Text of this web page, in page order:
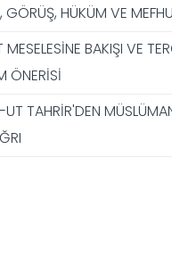
GÖRÜŞ, HÜKÜM VE
MESELESİNE BAKIŞI VE
ÖNERİSİ
TAHRİR'DEN